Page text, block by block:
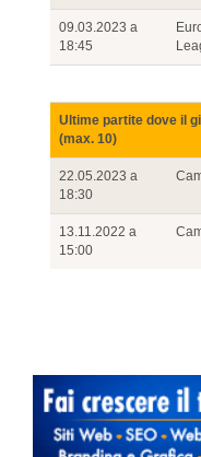
09.03.2023 a
18:45
Ultime partite dove il
(max. 10)
22.05.2023 a
18:30
13.11.2022 a
15:00